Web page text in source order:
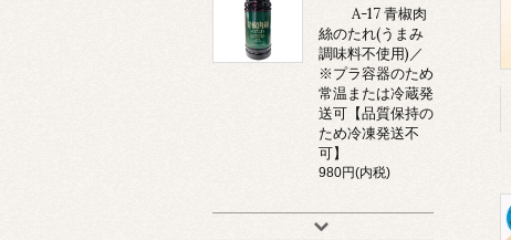
A-17 青椒肉
絲のたれ(うまみ
調味料不使用)／
※プラ容器のため
常温または冷蔵発
送可【品質保持の
ため冷凍発送不
可】
980円(内税)